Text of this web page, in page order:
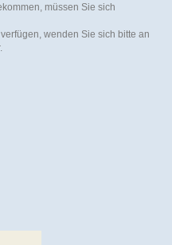
müssen Sie sich
wenden Sie sich bitte an